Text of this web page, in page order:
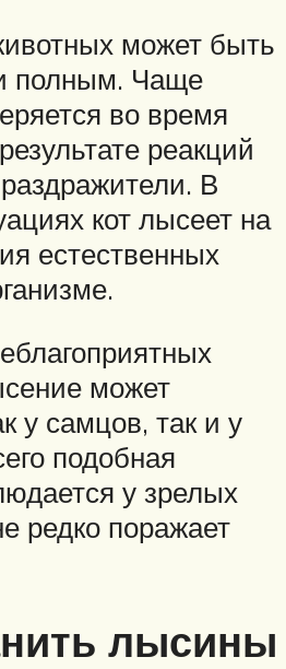
может быть
полным. Чаще
во время
реакций
В
кот лысеет на
естественных
может
у самцов, так и у
подобная
у зрелых
редко поражает
лысины